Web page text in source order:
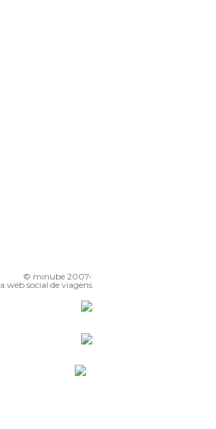
© minube 2007-
a web social de viagens